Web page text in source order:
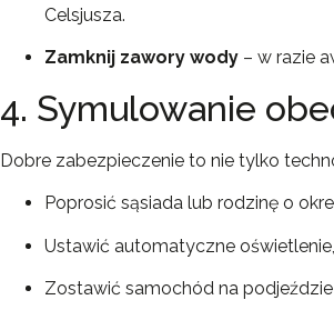
Celsjusza.
Zamknij zawory wody – w razie
4. Symulowanie
Dobre zabezpieczenie to nie tylko
Poprosić sąsiada lub rodzinę o
Ustawić automatyczne
Zostawić samochód na